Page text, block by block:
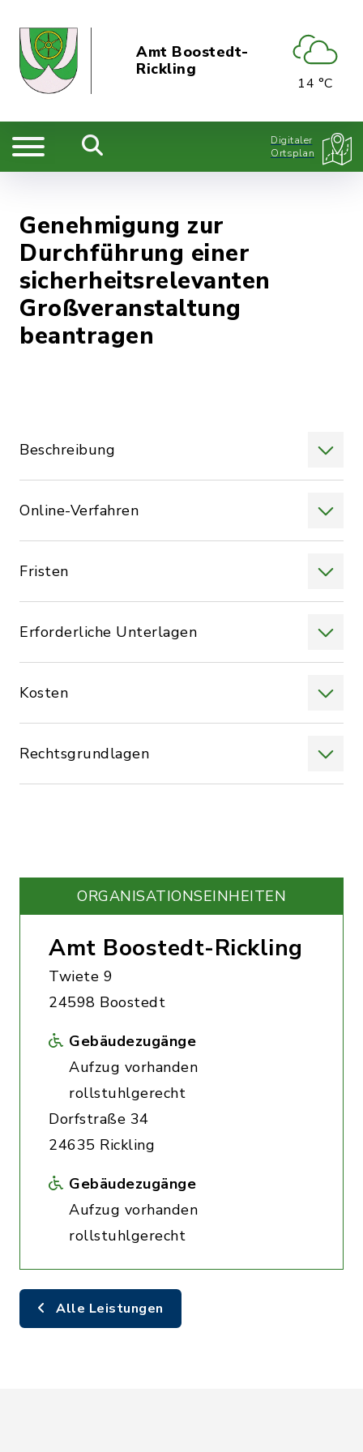
Amt Boostedt-
Rickling
14 °C
Digitaler
Ortsplan
Genehmigung zur
Durchführung einer
sicherheitsrelevanten
Großveranstaltung
beantragen
Beschreibung
Online-Verfahren
Fristen
Erforderliche Unterlagen
Kosten
Rechtsgrundlagen
ORGANISATIONS­EINHEITEN
Amt Boostedt-Rickling
Twiete 9
24598 Boostedt
Gebäudezugänge
Aufzug vorhanden
rollstuhlgerecht
Dorfstraße 34
24635 Rickling
Gebäudezugänge
Aufzug vorhanden
rollstuhlgerecht
Alle Leistungen